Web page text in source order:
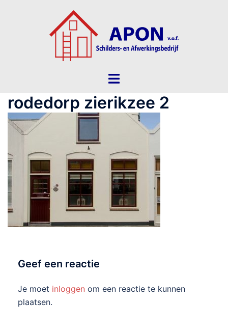
Toggle
rodedorp zierikzee 2
Geef een reactie
Je moet inloggen om een reactie te kunnen
plaatsen.